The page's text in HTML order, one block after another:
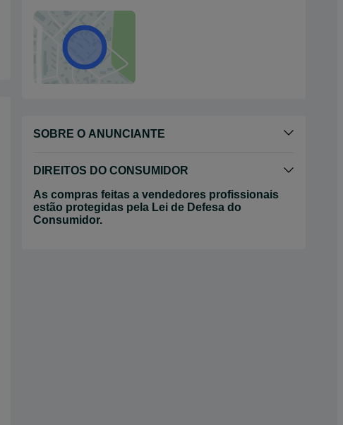
SOBRE O ANUNCIANTE
DIREITOS DO CONSUMIDOR
As compras feitas a vendedores profissionais
estão protegidas pela Lei de Defesa do
Consumidor.